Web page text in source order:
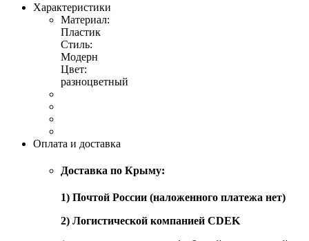
Характеристики
Материал:
Пластик
Стиль:
Модерн
Цвет:
разноцветный
Оплата и доставка
Доставка по Крыму:
1) Почтой России (наложенного платежа нет)
2) Логистической компанией CDEK